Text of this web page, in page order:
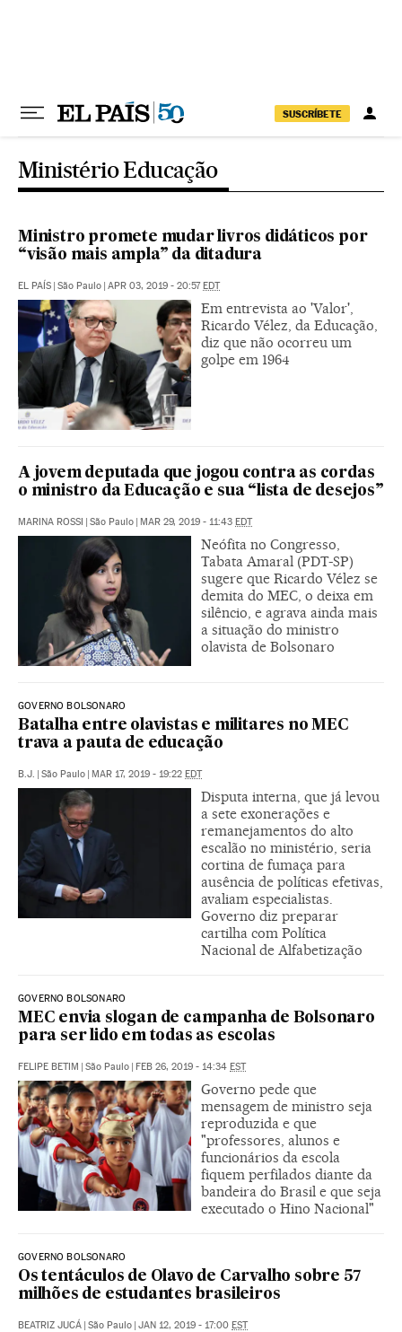
SUSCRÍBETE
Ministério Educação
Ministro promete mudar livros didáticos por
“visão mais ampla” da ditadura
EL PAÍS | São Paulo | APR 03, 2019 - 20:57EDT
Em entrevista ao 'Valor',
Ricardo Vélez, da Educação,
diz que não ocorreu um
golpe em 1964
A jovem deputada que jogou contra as cordas
o ministro da Educação e sua “lista de desejos”
MARINA ROSSI | São Paulo | MAR 29, 2019 - 11:43 EDT
Neófita no Congresso,
Tabata Amaral (PDT-SP)
sugere que Ricardo Vélez se
demita do MEC, o deixa em
silêncio, e agrava ainda mais
a situação do ministro
olavista de Bolsonaro
GOVERNO BOLSONARO
Batalha entre olavistas e militares no MEC
trava a pauta de educação
B.J. | São Paulo | MAR 17, 2019 - 19:22 EDT
Disputa interna, que já levou
a sete exonerações e
remanejamentos do alto
escalão no ministério, seria
cortina de fumaça para
ausência de políticas efetivas,
avaliam especialistas.
Governo diz preparar
cartilha com Política
Nacional de Alfabetização
GOVERNO BOLSONARO
MEC envia slogan de campanha de Bolsonaro
para ser lido em todas as escolas
FELIPE BETIM | São Paulo | FEB 26, 2019 - 14:34 EST
Governo pede que
mensagem de ministro seja
reproduzida e que
"professores, alunos e
funcionários da escola
fiquem perfilados diante da
bandeira do Brasil e que seja
executado o Hino Nacional"
GOVERNO BOLSONARO
Os tentáculos de Olavo de Carvalho sobre 57
milhões de estudantes brasileiros
BEATRIZ JUCÁ | São Paulo | JAN 12, 2019 - 17:00 EST